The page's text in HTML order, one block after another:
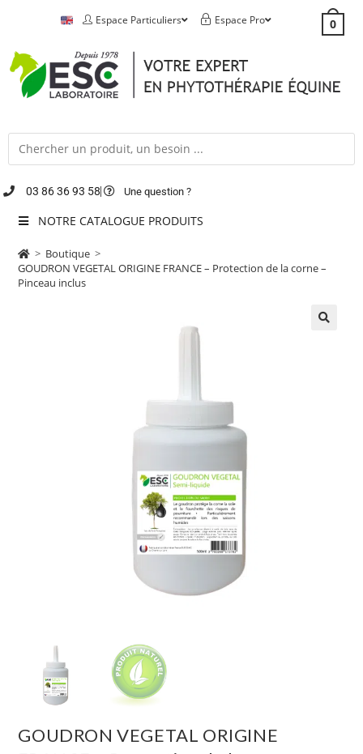
Espace Particuliers Espace Pro 0
03 86 36 93 58 Une question ?
NOTRE CATALOGUE PRODUITS
> Boutique >
GOUDRON VEGETAL ORIGINE FRANCE – Protection de la corne –
Pinceau inclus
GOUDRON VEGETAL ORIGINE